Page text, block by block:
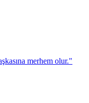
merhem olur."